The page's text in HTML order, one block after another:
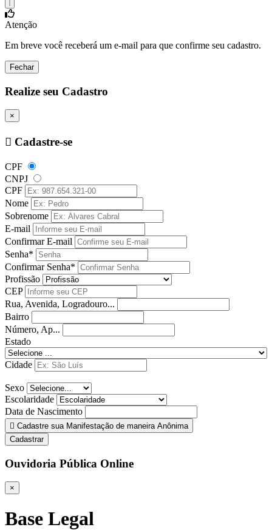
Atenção
Em breve você receberá um e-mail para que confirme seu cadastro.
Fechar
Realize seu Cadastro
×
Cadastre-se
CPF
CNPJ
CPF
Nome
Sobrenome
E-mail
Confirmar E-mail
Senha*
Confirmar Senha*
Profissão
CEP
Rua, Avenida, Logradouro...
Bairro
Número, Ap...
Estado
Cidade
Sexo
Escolaridade
Data de Nascimento
Cadastre sua Manifestação de maneira Anônima
Cadastrar
Ouvidoria Pública Online
×
Base Legal